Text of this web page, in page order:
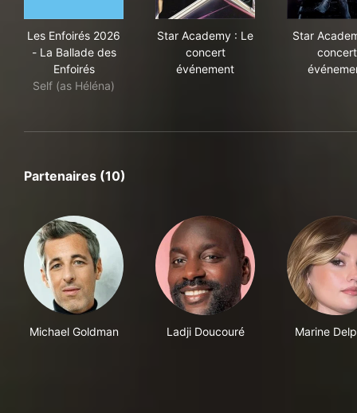
Les Enfoirés 2026
- La Ballade des
Enfoirés
Self (as Héléna)
Star Academy : Le
concert
événement
Star
concert
Partenaires (10)
Michael Goldman Ladji Doucouré Marine